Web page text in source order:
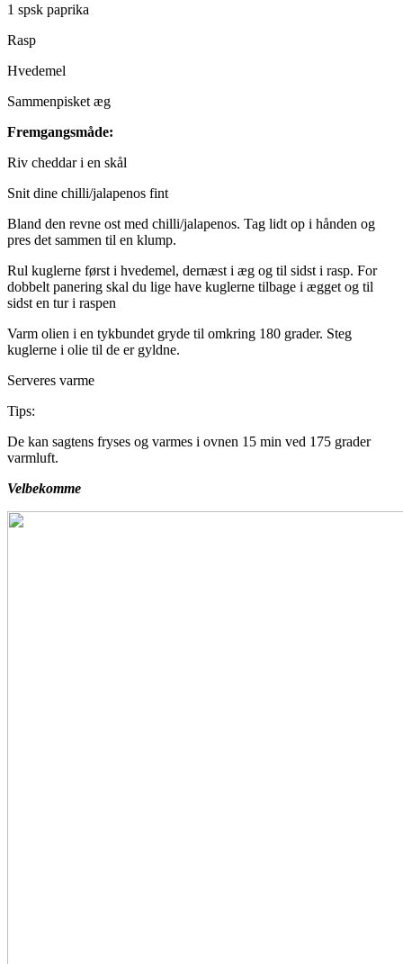
1 spsk paprika
Rasp
Hvedemel
Sammenpisket æg
Fremgangsmåde:
Riv cheddar i en skål
Snit dine chilli/jalapenos fint
Bland den revne ost med chilli/jalapenos. Tag lidt op i hånden og
pres det sammen til en klump.
Rul kuglerne først i hvedemel, dernæst i æg og til sidst i rasp. For
dobbelt panering skal du lige have kuglerne tilbage i ægget og til
sidst en tur i raspen
Varm olien i en tykbundet gryde til omkring 180 grader. Steg
kuglerne i olie til de er gyldne.
Serveres varme
Tips:
De kan sagtens fryses og varmes i ovnen 15 min ved 175 grader
varmluft.
Velbekomme